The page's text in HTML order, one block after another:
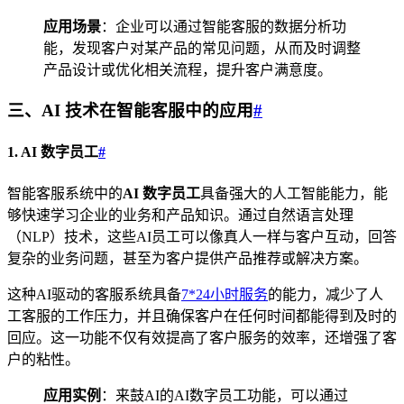
应用场景：企业可以通过智能客服的数据分析功
能，发现客户对某产品的常见问题，从而及时调整
产品设计或优化相关流程，提升客户满意度。
三、AI 技术在智能客服中的应用#
1. AI 数字员工#
智能客服系统中的AI 数字员工具备强大的人工智能能力，能
够快速学习企业的业务和产品知识。通过自然语言处理
（NLP）技术，这些AI员工可以像真人一样与客户互动，回答
复杂的业务问题，甚至为客户提供产品推荐或解决方案。
这种AI驱动的客服系统具备7*24小时服务的能力，减少了人
工客服的工作压力，并且确保客户在任何时间都能得到及时的
回应。这一功能不仅有效提高了客户服务的效率，还增强了客
户的粘性。
应用实例 ：来鼓AI的AI数字员工功能，可以通过